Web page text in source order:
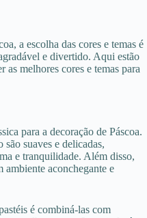
a escolha das cores e temas é
e divertido. Aqui estão
as melhores cores e temas para
para a decoração de Páscoa.
suaves e delicadas,
e tranquilidade. Além disso,
ambiente aconchegante e
é combiná-las com